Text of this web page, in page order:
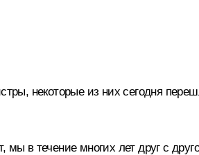
некоторые из них сегодня
в течение многих лет друг с